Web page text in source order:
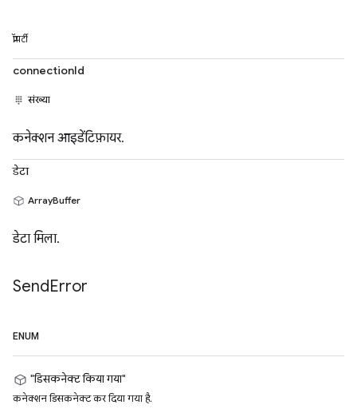
प्रॉपर्टी
connectionId
संख्या
कनेक्शन आइडेंटिफ़ायर.
डेटा
ArrayBuffer
डेटा मिला.
SendError
ENUM
"डिसकनेक्ट किया गया"
कनेक्शन डिसकनेक्ट कर दिया गया है.